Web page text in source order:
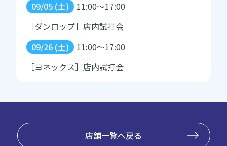
09/05 (土)
11:00～17:00
［ダンロップ］店内試打会
09/26 (土)
11:00～17:00
［ヨネックス］店内試打会
店舗一覧へ戻る